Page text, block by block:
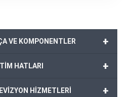
+
VE KOMPONENTLER
+
HATLARI
+
HİZMETLERİ